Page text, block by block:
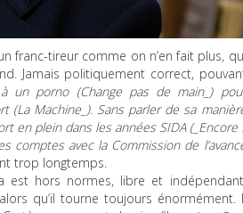
franc-tireur comme on n’en fait plus,
Jamais politiquement correct,
à un porno (Change pas de main_)
(La Machine_). Sans parler de sa
en plein dans les années SIDA(_Encore
avec la Commission de
trop longtemps.
est hors normes, libre et
qu’il tourne toujours énormément.